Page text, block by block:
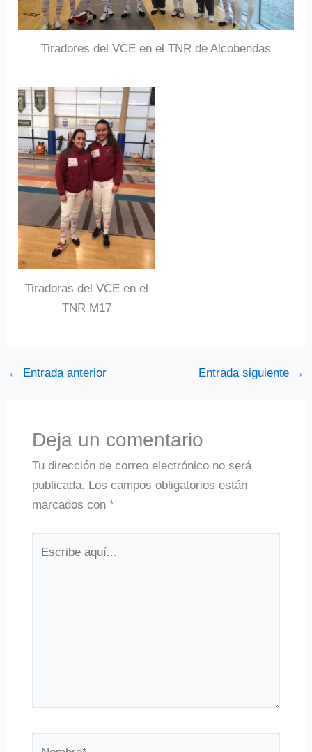
Tiradores del VCE en el TNR de Alcobendas
Tiradoras del VCE en el
TNR M17
← Entrada anterior Entrada siguiente →
Deja un comentario
Tu dirección de correo electrónico no será
publicada. Los campos obligatorios están
marcados con *